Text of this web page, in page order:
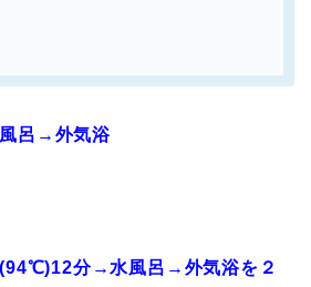
呂→外気浴
(94℃)12分→水風呂→外気浴を２